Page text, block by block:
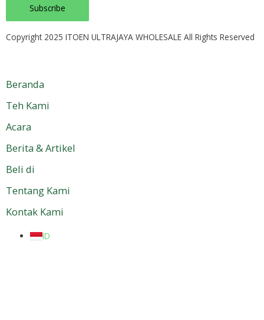
Copyright 2025 ITOEN ULTRAJAYA WHOLESALE All Rights Reserved
Beranda
Teh Kami
Acara
Berita & Artikel
Beli di
Tentang Kami
Kontak Kami
ID